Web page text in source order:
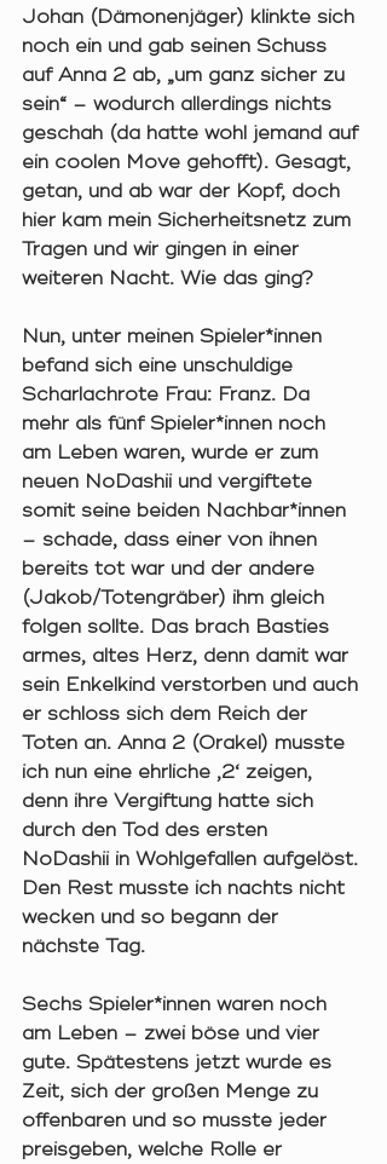
Johan (Dämonenjäger) klinkte sich
noch ein und gab seinen Schuss
auf Anna 2 ab, „um ganz sicher zu
sein“ – wodurch allerdings nichts
geschah (da hatte wohl jemand auf
ein coolen Move gehofft). Gesagt,
getan, und ab war der Kopf, doch
hier kam mein Sicherheitsnetz zum
Tragen und wir gingen in einer
weiteren Nacht. Wie das ging?
Nun, unter meinen Spieler*innen
befand sich eine unschuldige
Scharlachrote Frau: Franz. Da
mehr als fünf Spieler*innen noch
am Leben waren, wurde er zum
neuen NoDashii und vergiftete
somit seine beiden Nachbar*innen
– schade, dass einer von ihnen
bereits tot war und der andere
(Jakob/Totengräber) ihm gleich
folgen sollte. Das brach Basties
armes, altes Herz, denn damit war
sein Enkelkind verstorben und auch
er schloss sich dem Reich der
Toten an. Anna 2 (Orakel) musste
ich nun eine ehrliche ‚2‘ zeigen,
denn ihre Vergiftung hatte sich
durch den Tod des ersten
NoDashii in Wohlgefallen aufgelöst.
Den Rest musste ich nachts nicht
wecken und so begann der
nächste Tag.
Sechs Spieler*innen waren noch
am Leben – zwei böse und vier
gute. Spätestens jetzt wurde es
Zeit, sich der großen Menge zu
offenbaren und so musste jeder
preisgeben, welche Rolle er